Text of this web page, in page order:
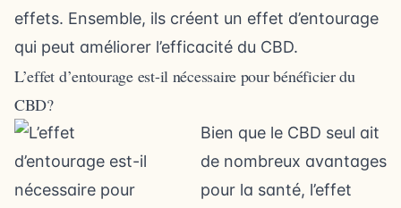
effets. Ensemble, ils créent un effet d’entourage
qui peut améliorer l’efficacité du CBD.
L’effet d’entourage est-il nécessaire pour bénéficier du
CBD?
Bien que le CBD seul ait
de nombreux avantages
pour la santé, l’effet